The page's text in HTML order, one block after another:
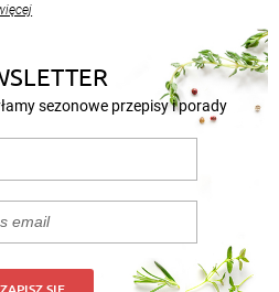
sezonowe przepisy i porady